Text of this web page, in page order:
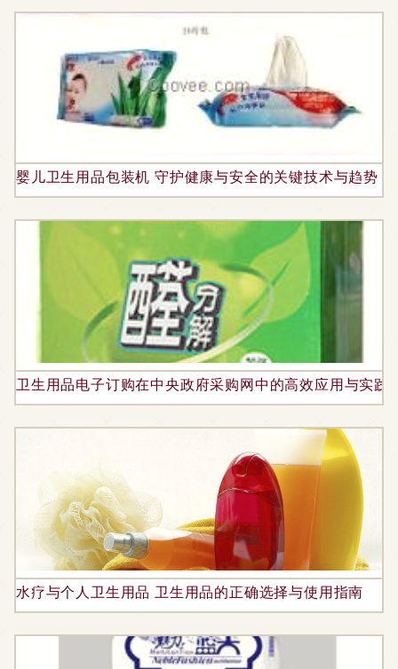
婴儿卫生用品包装机 守护健康与安全的关键技术与趋势
卫生用品电子订购在中央政府采购网中的高效应用与实践
水疗与个人卫生用品 卫生用品的正确选择与使用指南